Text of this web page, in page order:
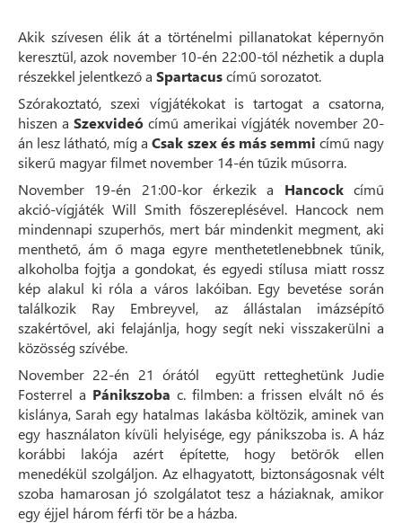
Akik szívesen élik át a történelmi pillanatokat képernyőn
keresztül, azok november 10-én 22:00-től nézhetik a dupla
részekkel jelentkező a Spartacuscímű sorozatot.
Szórakoztató, szexi vígjátékokat is tartogat a csatorna,
hiszen a Szexvideó című amerikai vígjáték november 20-
án lesz látható, míg aCsak szex és más semmi című nagy
sikerű magyar filmet november 14-én tűzik műsorra.
November 19-én 21:00-kor érkezik a Hancockcímű
akció-vígjáték Will Smith főszereplésével. Hancock nem
mindennapi szuperhős, mert bár mindenkit megment, aki
menthető, ám ő maga egyre menthetetlenebbnek tűnik,
alkoholba fojtja a gondokat, és egyedi stílusa miatt rossz
kép alakul ki róla a város lakóiban. Egy bevetése során
találkozik Ray Embreyvel, az állástalan imázsépítő
szakértővel, aki felajánlja, hogy segít neki visszakerülni a
közösség szívébe.
November 22-én 21 órától együtt retteghetünk Judie
Fosterrel a Pánikszoba c. filmben: a frissen elvált nő és
kislánya, Sarah egy hatalmas lakásba költözik, aminek van
egy használaton kívüli helyisége, egy pánikszoba is. A ház
korábbi lakója azért építette, hogy betörők ellen
menedékül szolgáljon. Az elhagyatott, biztonságosnak vélt
szoba hamarosan jó szolgálatot tesz a háziaknak, amikor
egy éjjel három férfi tör be a házba.